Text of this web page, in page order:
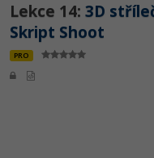
Lekce 14: 3D
Skript Shoot
PRO